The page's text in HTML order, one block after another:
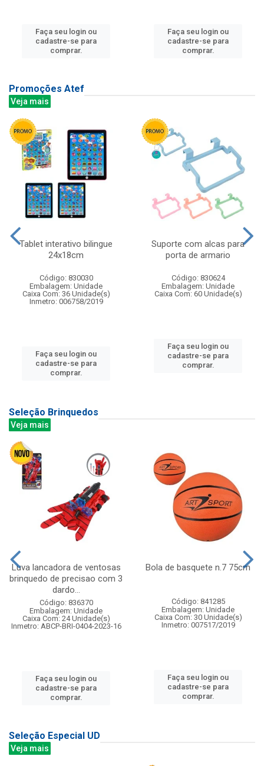
Faça seu login ou
cadastre-se para
comprar.
Faça seu login ou
cadastre-se para
comprar.
Promoções Atef
Veja mais
Tablet interativo bilingue
24x18cm
Código: 830030
Embalagem: Unidade
Caixa Com: 36 Unidade(s)
Inmetro: 006758/2019
Faça seu login ou
cadastre-se para
comprar.
Suporte com alcas para
porta de armario
Código: 830624
Embalagem: Unidade
Caixa Com: 60 Unidade(s)
Faça seu login ou
cadastre-se para
comprar.
Seleção Brinquedos
Veja mais
Luva lancadora de ventosas
brinquedo de precisao com 3
dardo...
Código: 836370
Embalagem: Unidade
Caixa Com: 24 Unidade(s)
Inmetro: ABCP-BRI-0404-2023-16
Faça seu login ou
cadastre-se para
comprar.
Bola de basquete n.7 75cm
Código: 841285
Embalagem: Unidade
Caixa Com: 30 Unidade(s)
Inmetro: 007517/2019
Faça seu login ou
cadastre-se para
comprar.
Seleção Especial UD
Veja mais